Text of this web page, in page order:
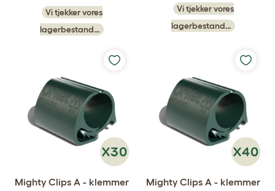
Vi tjekker vores
lagerbestand…
Vi tjekker vores
lagerbestand…
Mighty Clips A - klemmer
Mighty Clips A - klemmer